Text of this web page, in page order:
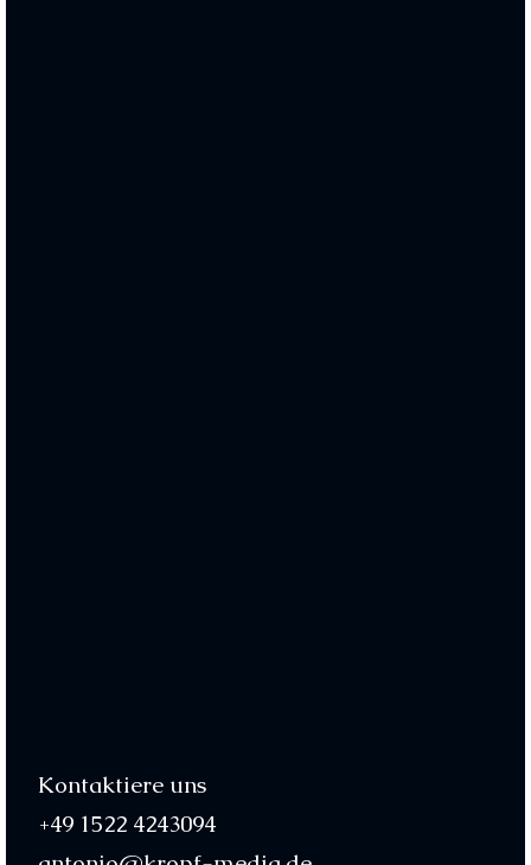
Kontaktiere uns
+49 1522 4243094